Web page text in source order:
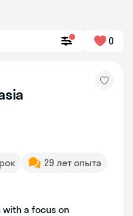
0
29 лет опыта
with a focus on